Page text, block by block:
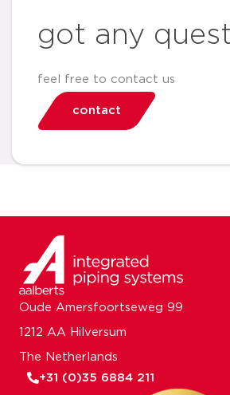
got any
feel free to contact us
contact
Oude Amersfoortseweg 99
1212 AA Hilversum
The Netherlands
+31 (0)35 6884 211